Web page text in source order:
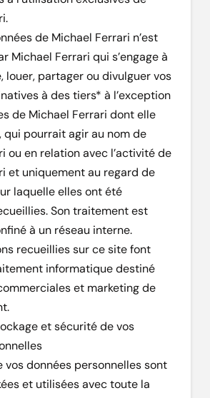
de Michael Ferrari n’est
Michael Ferrari qui s’engage à
louer, partager ou divulguer vos
à des tiers* à l’exception
de Michael Ferrari dont elle
qui pourrait agir au nom de
ou en relation avec l’activité de
et uniquement au regard de
laquelle elles ont été
Son traitement est
à un réseau interne.
recueillies sur ce site font
informatique destiné
et marketing de
et sécurité de vos
vos données personnelles sont
et utilisées avec toute la